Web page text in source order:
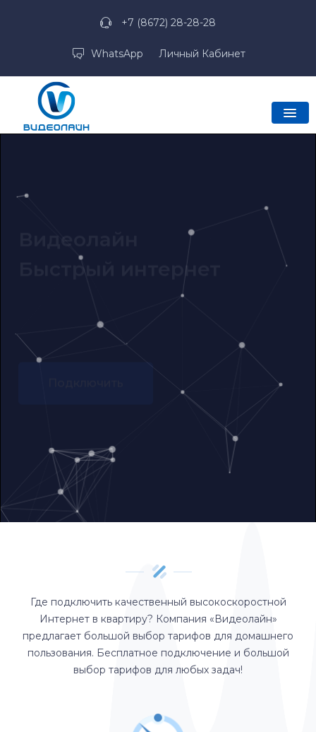
+7 (8672) 28-28-28
WhatsApp Личный Кабинет
Быстрый интернет
Где подключить качественный высокоскоростной
Интернет в квартиру? Компания «Видеолайн»
предлагает большой выбор тарифов для домашнего
пользования. Бесплатное подключение и большой
выбор тарифов для любых задач!